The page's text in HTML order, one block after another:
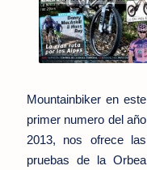
Mountainbiker en este
primer numero del año
2013, nos ofrece las
pruebas de la Orbea